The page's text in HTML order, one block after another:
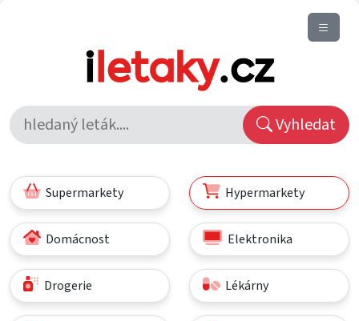
Vyhledat
Supermarkety Hypermarkety
Domácnost Elektronika
Drogerie Lékárny